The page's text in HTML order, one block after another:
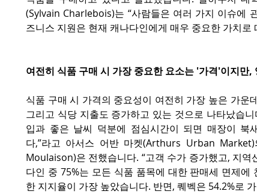
(Sylvain Charlebois)는 “사람들은 여러 가지 이슈에
즈니스 지원은 현재 캐나다인에게 매우 중요한 가치로
여전히 식품 구매 시 가장 중요한 요소는 '가격'이지만
식품 구매 시 가격의 중요성이 여전히 가장 높은 가운
그리고 식당 지출도 증가하고 있는 것으로 나타났습
입과 좋은 날씨 덕분에 점심시간이 되면 매장이 북
다,”라고 아서스 어반 마켓(Arthurs Urban
Moulaison)은 전했습니다. “고객 수가 증가했고, 지역
다인 중 75%는 모든 식품 품목에 대한 판매세 면제에
한 지지율이 가장 높았습니다. 반면, 퀘벡은 54.2%로